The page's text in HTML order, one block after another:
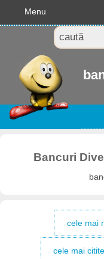
Menu
Bancuri
cele mai
cele mai